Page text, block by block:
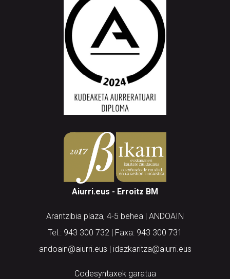
Aiurri.eus - Erroitz BM
Arantzibia plaza, 4-5 behea | ANDOAIN
Tel.: 943 300 732 | Faxa: 943 300 731
andoain@aiurri.eus | idazkaritza@aiurri.eus
Codesyntaxek garatua